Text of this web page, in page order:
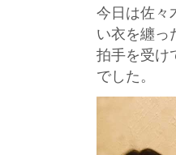
今日は佐々
い衣を纏っ
拍手を受け
でした。